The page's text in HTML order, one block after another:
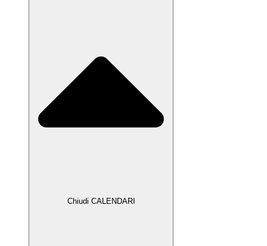
Chiudi CALENDARI